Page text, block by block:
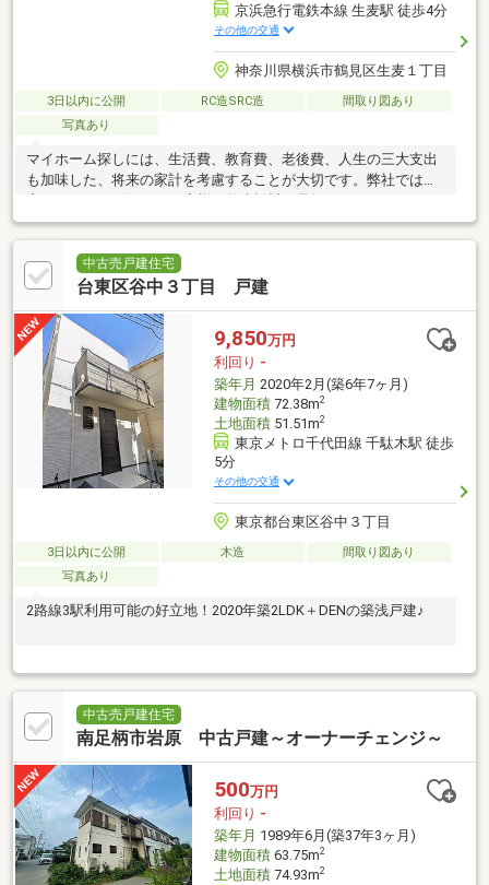
京浜急行電鉄本線 生麦駅 徒歩4分
その他の交通
神奈川県横浜市鶴見区生麦１丁目
3日以内に公開 RC造SRC造
間取り図あり
写真あり
マイホーム探しには、生活費、教育費、老後費、人生の三大支出
も加味した、将来の家計を考慮することが大切です。弊社では住
宅FPアドバイザーが、お客様の将来設計を見据えたコンサルティ
ングを実施します。
中古売戸建住宅
台東区谷中３丁目 戸建
9,850万円
利回り -
築年月 2020年2月(築6年7ヶ月)
建物面積72.38m2
土地面積51.51m2
東京メトロ千代田線 千駄木駅 徒歩
5分
その他の交通
東京都台東区谷中３丁目
3日以内に公開 木造
間取り図あり
写真あり
2路線3駅利用可能の好立地！2020年築2LDK＋DENの築浅戸建♪
中古売戸建住宅
南足柄市岩原 中古戸建～オーナーチェンジ～
500万円
利回り -
築年月 1989年6月(築37年3ヶ月)
建物面積63.75m2
土地面積74.93m2